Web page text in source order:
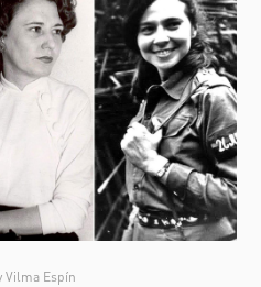
Vilma Espín